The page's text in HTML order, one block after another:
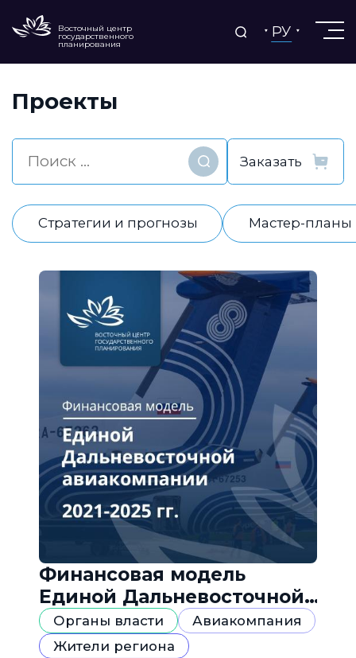
Восточный центр
государственного
планирования
РУ
Проекты
Найти
Стратегии и прогнозы Мастер-планы
Финансовая модель
Единой Дальневосточной
авиакомпании
Органы власти
Авиакомпания
Жители региона